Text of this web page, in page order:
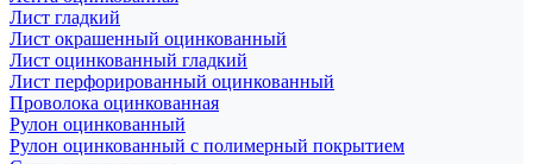
Лист гладкий
Лист окрашенный оцинкованный
Лист оцинкованный гладкий
Лист перфорированный оцинкованный
Проволока оцинкованная
Рулон оцинкованный
Рулон оцинкованный с полимерный покрытием